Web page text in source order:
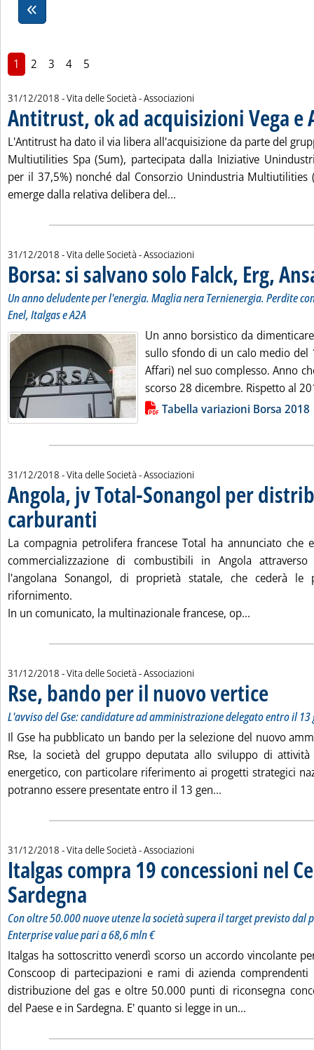
1 2 3 4 5
31/12/2018 - Vita delle Società - Associazioni
Antitrust, ok ad acquisizioni Vega e
L'Antitrust ha dato il via libera all'acquisizione da parte del
Multiutilities Spa (Sum), partecipata dalla Iniziative
per il 37,5%) nonché dal Consorzio Unindustria Multiutilities
emerge dalla relativa delibera del...
31/12/2018 - Vita delle Società - Associazioni
Borsa: si salvano solo Falck, Erg,
Un anno deludente per l'energia. Maglia nera Ternienergia. Perdite
Enel, Italgas e A2A
Un anno borsistico da
sullo sfondo di un calo medio del
Affari) nel suo complesso. Anno
scorso 28 dicembre. Rispetto al
Lista allegati PDF alla notiziaTabella variazioni Borsa 2018
31/12/2018 - Vita delle Società - Associazioni
Angola, jv Total-Sonangol per
carburanti . Pubblicata lunedì 31 dicembre 2018 alle 11.27.
La compagnia petrolifera francese Total ha annunciato che
commercializzazione di combustibili in Angola
l'angolana Sonangol, di proprietà statale, che cederà
rifornimento.
In un comunicato, la multinazionale francese, op...
31/12/2018 - Vita delle Società - Associazioni
Rse, bando per il nuovo vertice
L'avviso del Gse: candidature ad amministrazione delegato entro il 13
Il Gse ha pubblicato un bando per la selezione del nuovo
Rse, la società del gruppo deputata allo sviluppo di
energetico, con particolare riferimento ai progetti strategici
potranno essere presentate entro il 13 gen...
31/12/2018 - Vita delle Società - Associazioni
Italgas compra 19 concessioni nel
Sardegna . Sottotitolo: Con oltre 50.000 nuove utenze la società supera il
. Pubblicata lunedì 31 dicembre 2018 alle 10.16.
Con oltre 50.000 nuove utenze la società supera il target previsto dal
Enterprise value pari a 68,6 mln €
Italgas ha sottoscritto venerdì scorso un accordo vincolante
Conscoop di partecipazioni e rami di azienda
distribuzione del gas e oltre 50.000 punti di riconsegna
del Paese e in Sardegna. E' quanto si legge in un...